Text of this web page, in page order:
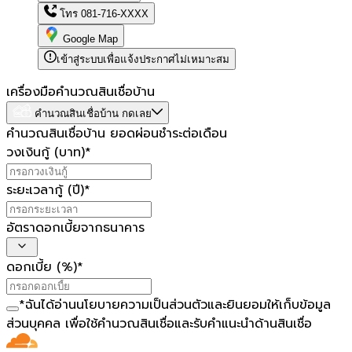
โทร 081-716-XXXX
Google Map
เข้าสู่ระบบเพื่อแจ้งประกาศไม่เหมาะสม
เครื่องมือคำนวณสินเชื่อบ้าน
คำนวณสินเชื่อบ้าน กดเลย
คำนวณสินเชื่อบ้าน ยอดผ่อนชำระต่อเดือน
วงเงินกู้ (บาท)*
ระยะเวลากู้ (ปี)*
อัตราดอกเบี้ยจากธนาคาร
ดอกเบี้ย (%)*
*ฉันได้อ่านนโยบายความเป็นส่วนตัวและยินยอมให้เก็บข้อมูล
ส่วนบุคคล เพื่อใช้คำนวณสินเชื่อและรับคำแนะนำด้านสินเชื่อ